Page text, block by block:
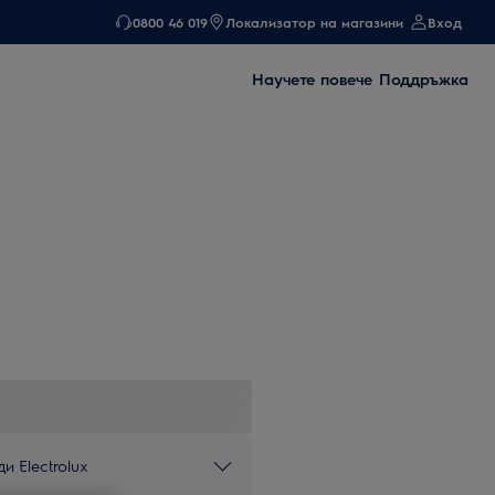
0800 46 019 Локализатор на магазини Вход
Научете повече Поддръжка
Electrolux